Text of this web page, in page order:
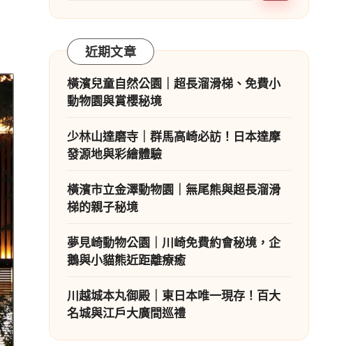
近期文章
橫濱兒童自然公園｜超長溜滑梯、免費小
動物園與賞櫻秘境
少林山達磨寺｜群馬高崎必訪！日本達摩
發源地與彩繪體驗
橫濱市立金澤動物園｜無尾熊與超長溜滑
梯的親子秘境
夢見崎動物公園｜川崎免費約會秘境，企
鵝與小貓熊近距離療癒
川越城本丸御殿｜東日本唯一現存！百大
名城與江戶大廣間巡禮